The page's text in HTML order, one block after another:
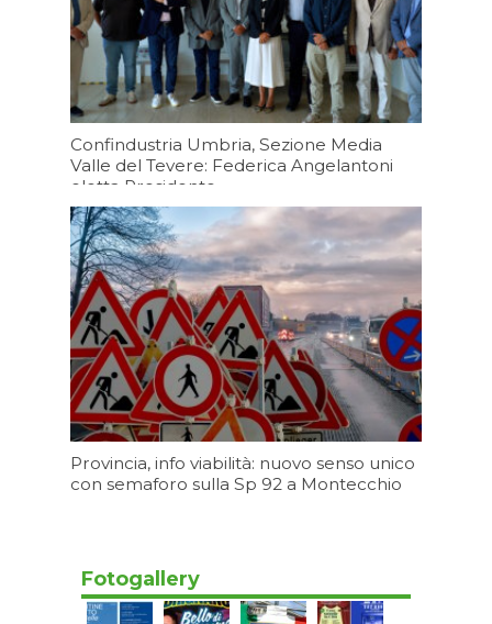
Confindustria Umbria, Sezione Media
Valle del Tevere: Federica Angelantoni
eletta Presidente
Oggi 19:20
Provincia, info viabilità: nuovo senso unico
con semaforo sulla Sp 92 a Montecchio
Fotogallery